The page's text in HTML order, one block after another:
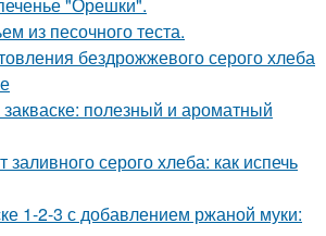
из песочного теста.
бездрожжевого серого хлеба
полезный и ароматный
заливного серого хлеба: как испечь
1-2-3 с добавлением ржаной муки: